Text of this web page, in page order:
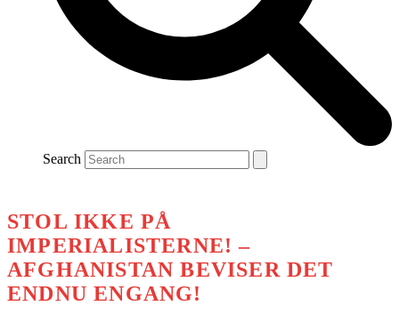
Search
STOL IKKE PÅ
IMPERIALISTERNE! –
AFGHANISTAN BEVISER DET
ENDNU ENGANG!